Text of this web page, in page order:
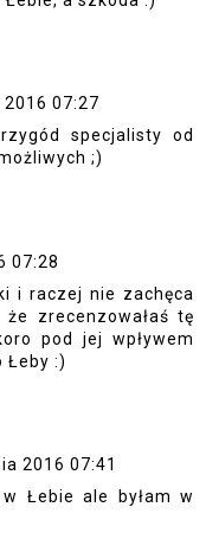
07:27
specjalisty od
;)
07:28
i raczej nie zachęca
zrecenzowałaś tę
pod jej wpływem
Łeby :)
2016 07:41
Łebie ale byłam w